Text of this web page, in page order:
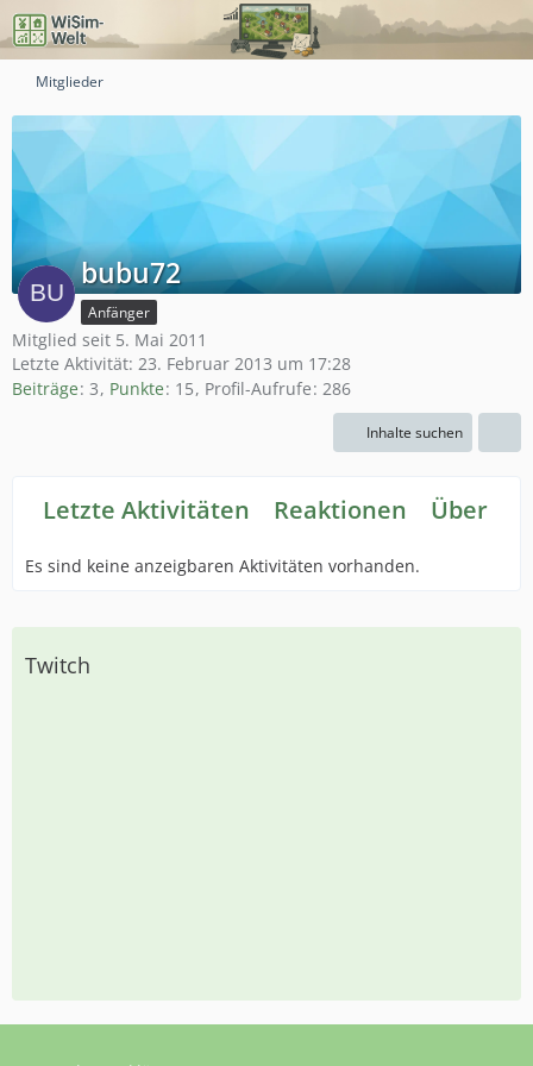
Mitglieder
bubu72
Anfänger
Mitglied seit 5. Mai 2011
Letzte Aktivität: 23. Februar 2013 um 17:28
Beiträge 3 Punkte 15 Profil-Aufrufe 286
Inhalte suchen
Letzte Aktivitäten Reaktionen Über
Es sind keine anzeigbaren Aktivitäten vorhanden.
Twitch